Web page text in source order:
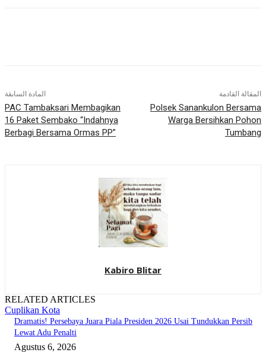
المادة السابقة
PAC Tambaksari Membagikan
16 Paket Sembako “Indahnya
Berbagi Bersama Ormas PP”
المقالة القادمة
Polsek Sanankulon Bersama
Warga Bersihkan Pohon
Tumbang
Kabiro Blitar
RELATED ARTICLES
Cuplikan Kota
Dramatis! Persebaya Juara Piala Presiden 2026 Usai Tundukkan Persib
Lewat Adu Penalti
Agustus 6, 2026